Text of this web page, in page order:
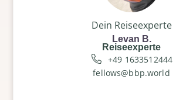
Dein Reiseexperte
Levan B.
Reiseexperte
+49 1633512444
fellows@bbp.world